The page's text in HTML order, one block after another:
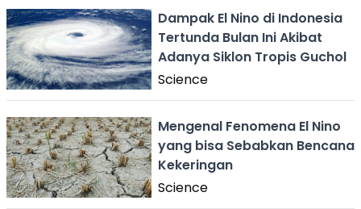
Dampak El Nino di Indonesia
Tertunda Bulan Ini Akibat
Adanya Siklon Tropis Guchol
Science
Mengenal Fenomena El Nino
yang bisa Sebabkan Bencana
Kekeringan
Science